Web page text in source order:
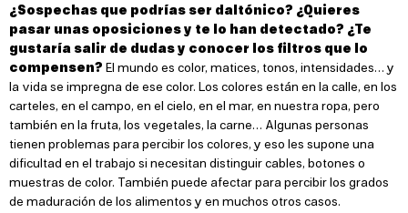
¿Sospechas que podrías ser daltónico? ¿Quieres
pasar unas oposiciones y te lo han detectado? ¿Te
gustaría salir de dudas y conocer los filtros que lo
compensen?El mundo es color, matices, tonos, intensidades… y
la vida se impregna de ese color. Los colores están en la calle, en los
carteles, en el campo, en el cielo, en el mar, en nuestra ropa, pero
también en la fruta, los vegetales, la carne… Algunas personas
tienen problemas para percibir los colores, y eso les supone una
dificultad en el trabajo si necesitan distinguir cables, botones o
muestras de color. También puede afectar para percibir los grados
de maduración de los alimentos y en muchos otros casos.